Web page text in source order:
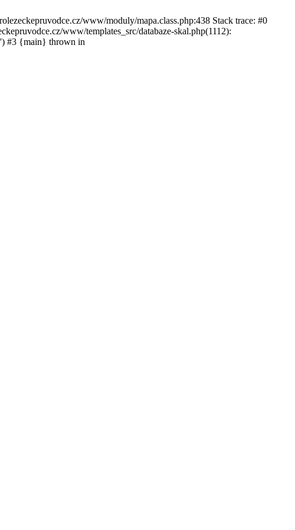
www/moduly/mapa.class.php:438 Stack trace: #0
www/templates_src/databaze-skal.php(1112):
#3 {main} thrown in